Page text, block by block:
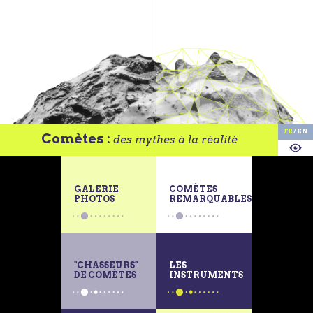
Comètes : des mythes à la réalité
FR EN
PROPOS
GALERIE
PHOTOS
COMÈTES
REMARQUABLES
"CHASSEURS"
DE COMÈTES
LES
INSTRUMENTS